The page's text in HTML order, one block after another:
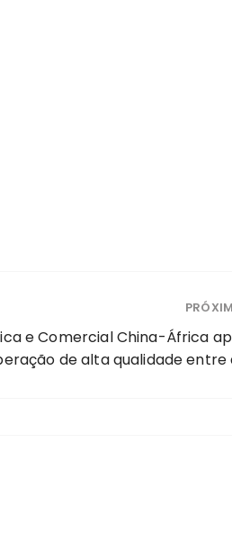
e Comercial China-África
de alta qualidade entre